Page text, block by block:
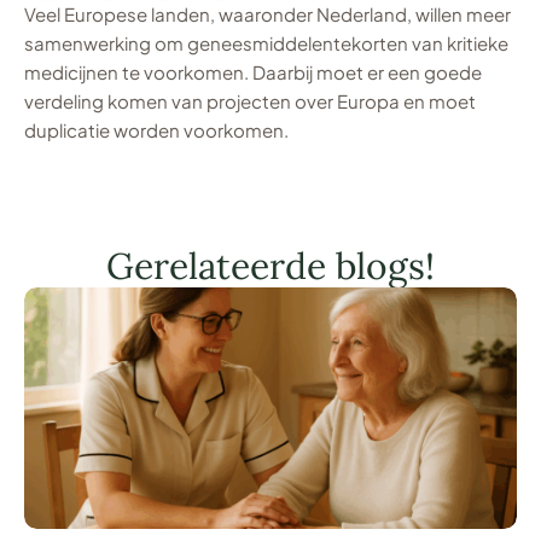
Veel Europese landen, waaronder Nederland, willen meer
samenwerking om geneesmiddelentekorten van kritieke
medicijnen te voorkomen. Daarbij moet er een goede
verdeling komen van projecten over Europa en moet
duplicatie worden voorkomen.
Gerelateerde blogs!